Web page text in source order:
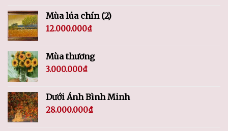
Mùa lúa chín (2)
12.000.000₫
Mùa thương
3.000.000₫
Dưới Ánh Bình Minh
28.000.000₫